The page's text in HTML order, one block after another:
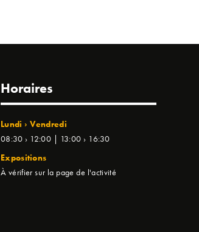
Horaires
Lundi › Vendredi
08:30 › 12:00 | 13:00 › 16:30
Expositions
À vérifier sur la page de l'activité